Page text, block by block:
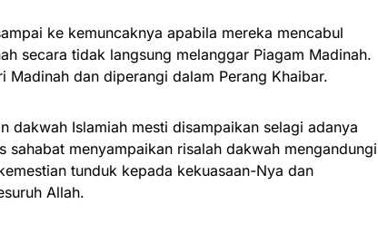
ke kemuncaknya apabila mereka mencabul
secara tidak langsung melanggar Piagam Madinah.
Madinah dan diperangi dalam Perang Khaibar.
dakwah Islamiah mesti disampaikan selagi adanya
sahabat menyampaikan risalah dakwah mengandungi
tunduk kepada kekuasaan-Nya dan
Allah.